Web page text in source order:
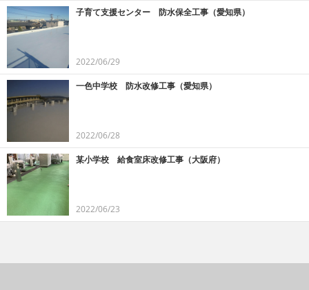
子育て支援センター 防水保全工事（愛知県）
2022/06/29
一色中学校 防水改修工事（愛知県）
2022/06/28
某小学校 給食室床改修工事（大阪府）
2022/06/23